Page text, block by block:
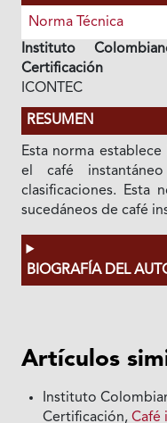
Norma Técnica
Instituto
Certificación
ICONTEC
RESUMEN
Esta norma
el café
clasificaciones. Esta
sucedáneos de café
BIOGRAFÍA DEL
Artículos
Instituto
Certificación,Café